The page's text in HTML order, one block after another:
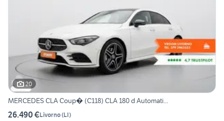
20
MERCEDES CLA Coup� (C118) CLA 180 d Automati...
26.490 €Livorno(LI)